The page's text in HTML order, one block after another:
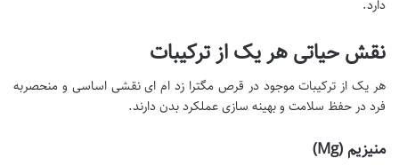
دارد.
نقش حیاتی هر یک از ترکیبات
هر یک از ترکیبات موجود در قرص مگترا زد ام ای نقشی اساسی و منحصربه
فرد در حفظ سلامت و بهینه سازی عملکرد بدن دارند.
منیزیم (Mg)